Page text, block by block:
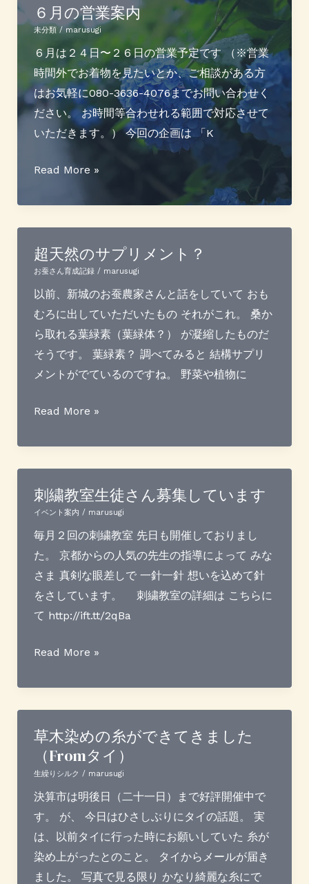
は
よ
く
食
べ
る
６月の営業案内
未分類/marusugi
６月は２４日〜２６日の営業予定です （※営業
時間外でお着物を見たいとか、ご相談がある方
はお気軽に080-3636-4076までお問い合わせく
ださい。 お時間等合わせれる範囲で対応させて
いただきます。） 今回の企画は 「K
６
の
営
業
案
内
Read More »
超天然のサプリメント？
お蚕さん育成記録/ marusugi
以前、新城のお蚕農家さんと話をしていて おも
むろに出していただいたもの それがこれ。 桑か
ら取れる葉緑素（葉緑体？） が凝縮したものだ
そうです。 葉緑素？ 調べてみると 結構サプリ
メントがでているのですね。 野菜や植物に
超
然
の
サ
プ
リ
メ
ン
ト？
Read More »
刺繍教室生徒さん募集しています
イベント案内 / marusugi
毎月２回の刺繍教室 先日も開催しておりまし
た。 京都からの人気の先生の指導によって みな
さま 真剣な眼差しで 一針一針 想いを込めて針
をさしています。 刺繍教室の詳細は こちらに
て http://ift.tt/2qBa
刺
教
室
生
徒
さ
ん
募
集
し
て
Read More »
草木染めの糸ができてきました
（Fromタイ）
生繰りシルク / marusugi
決算市は明後日（二十一日）まで好評開催中で
す。 が、 今日はひさしぶりにタイの話題。 実
は、以前タイに行った時にお願いしていた 糸が
染め上がったとのこと。 タイからメールが届き
ました。 写真で見る限り かなり綺麗な糸にで